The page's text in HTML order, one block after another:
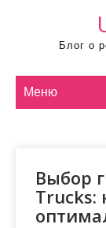
Блог о
Меню
Выбор
Trucks: